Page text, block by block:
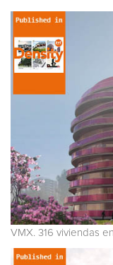
VMX. 316 viviendas